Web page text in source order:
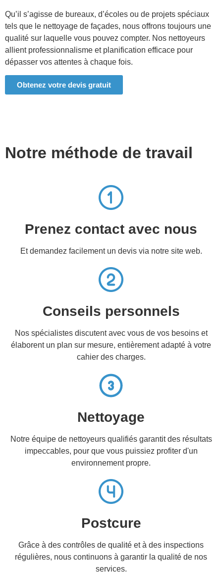
Qu’il s’agisse de bureaux, d’écoles ou de projets spéciaux
tels que le nettoyage de façades, nous offrons toujours une
qualité sur laquelle vous pouvez compter. Nos nettoyeurs
allient professionnalisme et planification efficace pour
dépasser vos attentes à chaque fois.
Obtenez votre devis gratuit
Notre méthode de travail
Prenez contact avec nous
Et demandez facilement un devis via notre site web.
Conseils personnels
Nos spécialistes discutent avec vous de vos besoins et
élaborent un plan sur mesure, entièrement adapté à votre
cahier des charges.
Nettoyage
Notre équipe de nettoyeurs qualifiés garantit des résultats
impeccables, pour que vous puissiez profiter d'un
environnement propre.
Postcure
Grâce à des contrôles de qualité et à des inspections
régulières, nous continuons à garantir la qualité de nos
services.